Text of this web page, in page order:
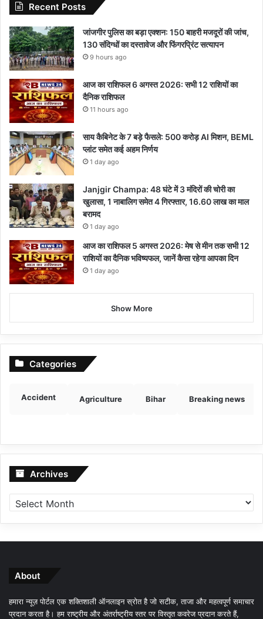
Recent Posts
जांजगीर पुलिस का बड़ा एक्शन: 150 बाहरी मजदूरों की जांच,
130 संदिग्धों का दस्तावेज और फिंगरप्रिंट सत्यापन
9 hours ago
आज का राशिफल 6 अगस्त 2026: सभी 12 राशियों का
दैनिक राशिफल
11 hours ago
साय कैबिनेट के 7 बड़े फैसले: 500 करोड़ AI मिशन, BEML
प्लांट समेत कई अहम निर्णय
1 day ago
Janjgir Champa: 48 घंटे में 3 मंदिरों की चोरी का
खुलासा, 1 नाबालिग समेत 4 गिरफ्तार, 16.60 लाख का माल
बरामद
1 day ago
आज का राशिफल 5 अगस्त 2026: मेष से मीन तक सभी 12
राशियों का दैनिक भविष्यफल, जानें कैसा रहेगा आपका दिन
1 day ago
Show More
Categories
Accident Agriculture Bihar Breaking news
Archives Archives
About
हमारा न्यूज़ पोर्टल एक शक्तिशाली ऑनलाइन स्रोत है जो सटीक, ताजा और महत्वपूर्ण समाचार
प्रदान करता है। हम राष्ट्रीय और अंतर्राष्ट्रीय स्तर पर विस्तृत कवरेज प्रदान करते हैं,